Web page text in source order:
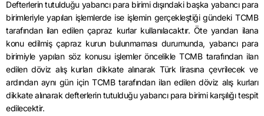
Defterlerin tutulduğu yabancı para birimi dışındaki başka yabancı para
birimleriyle yapılan işlemlerde ise işlemin gerçekleştiği gündeki TCMB
tarafından ilan edilen çapraz kurlar kullanılacaktır. Öte yandan ilana
konu edilmiş çapraz kurun bulunmaması durumunda, yabancı para
birimiyle yapılan söz konusu işlemler öncelikle TCMB tarafından ilan
edilen döviz alış kurları dikkate alınarak Türk lirasına çevrilecek ve
ardından aynı gün için TCMB tarafından ilan edilen döviz alış kurları
dikkate alınarak defterlerin tutulduğu yabancı para birimi karşılığı tespit
edilecektir.